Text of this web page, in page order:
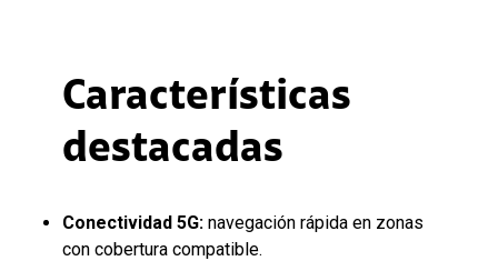
Características
destacadas
Conectividad 5G: navegación rápida en zonas
con cobertura compatible.